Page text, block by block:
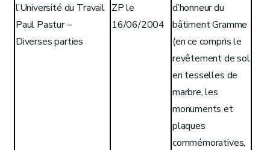
l’Université du Travail
Paul Pastur –
Diverses parties
ZP le
16/06/2004
d’honneur du
bâtiment Gramme
(en ce compris le
revêtement de sol
en tesselles de
marbre, les
monuments et
plaques
commémoratives,